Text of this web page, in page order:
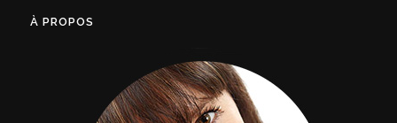
À PROPOS